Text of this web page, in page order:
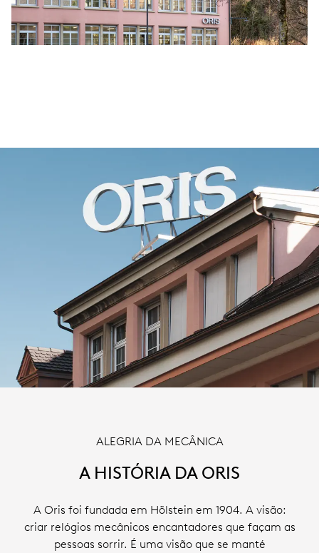
ALEGRIA DA MECÂNICA
A HISTÓRIA DA ORIS
A Oris foi fundada em Hölstein em 1904. A visão:
criar relógios mecânicos encantadores que façam as
pessoas sorrir. É uma visão que se manté